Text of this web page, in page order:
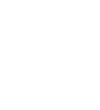
работает.
дней.